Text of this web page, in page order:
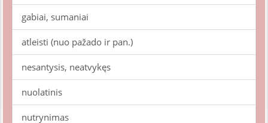
gabiai, sumaniai
atleisti (nuo pažado ir pan.)
nesantysis, neatvykęs
nuolatinis
nutrynimas